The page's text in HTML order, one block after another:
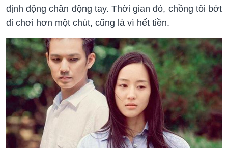
định động chân động tay. Thời gian đó, chồng tôi bớt
đi chơi hơn một chút, cũng là vì hết tiền.